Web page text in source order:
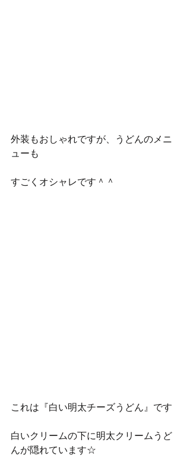
外装もおしゃれですが、うどんのメニ
ューも
すごくオシャレです＾＾
これは『白い明太チーズうどん』です
白いクリームの下に明太クリームうど
んが隠れています☆